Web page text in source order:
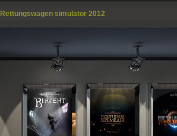
simulator 2012